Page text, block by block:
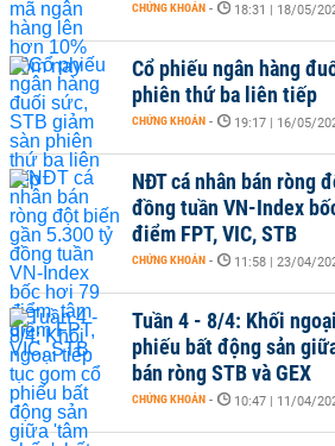
CHỨNG KHOÁN - 18:31 | 18/05/
Cổ phiếu ngân hàng
phiên thứ ba liên tiếp
CHỨNG KHOÁN - 19:17 | 16/05/
NĐT cá nhân bán ròng
đồng tuần VN-Index
điểm FPT, VIC, STB
CHỨNG KHOÁN - 11:58 | 23/04/
Tuần 4 - 8/4: Khối
phiếu bất động sản
bán ròng STB và GEX
CHỨNG KHOÁN - 10:47 | 11/04/